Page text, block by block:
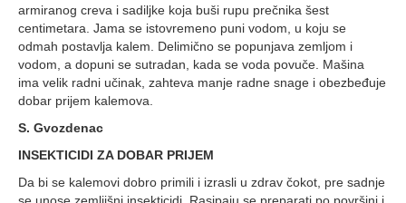
armiranog creva i sadiljke koja buši rupu prečnika šest
centimetara. Jama se istovremeno puni vodom, u koju se
odmah postavlja kalem. Delimično se popunjava zemljom i
vodom, a dopuni se sutradan, kada se voda povuče. Mašina
ima velik radni učinak, zahteva manje radne snage i obezbeđuje
dobar prijem kalemova.
S. Gvozdenac
INSEKTICIDI ZA DOBAR PRIJEM
Da bi se kalemovi dobro primili i izrasli u zdrav čokot, pre sadnje